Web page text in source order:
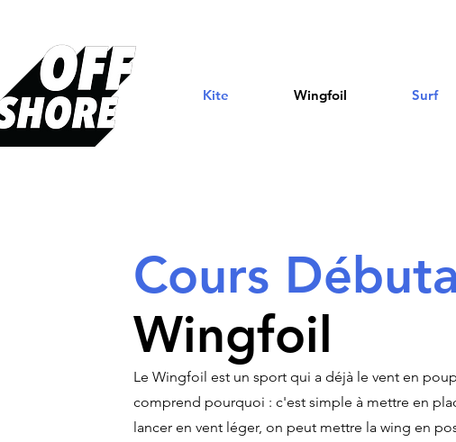
Kite Wingfoil Surf
Cours
Wingfoil
Le Wingfoil est un sport qui a déjà le vent en
comprend pourquoi : c'est simple à mettre en
lancer en vent léger, on peut mettre la wing en